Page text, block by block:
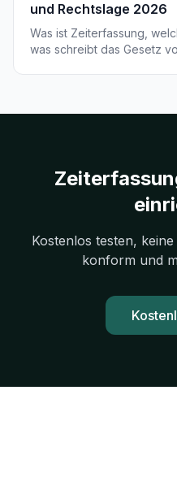
und Rechtslage 2026
Was ist Zeiterfassung,
was schreibt das Gesetz
Kostenlos testen,
konform und